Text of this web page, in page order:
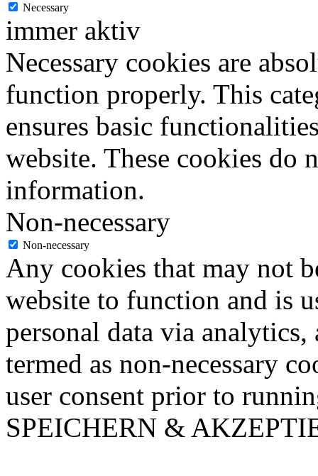
Necessary
immer aktiv
Necessary cookies are
function properly. This
ensures basic
website. These cookies do
information.
Non-necessary
Non-necessary
Any cookies that may not
website to function and is
personal data via analytics,
termed as non-necessary
user consent prior to
SPEICHERN &